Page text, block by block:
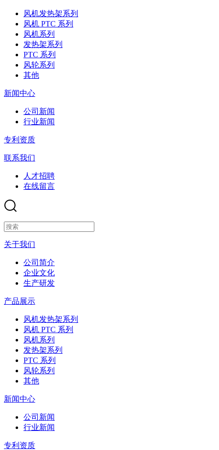
风机发热架系列
风机 PTC 系列
风机系列
发热架系列
PTC 系列
风轮系列
其他
新闻中心
公司新闻
行业新闻
专利资质
联系我们
人才招聘
在线留言
关于我们
公司简介
企业文化
生产研发
产品展示
风机发热架系列
风机 PTC 系列
风机系列
发热架系列
PTC 系列
风轮系列
其他
新闻中心
公司新闻
行业新闻
专利资质